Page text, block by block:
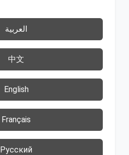
العربية
中文
English
Français
Русский